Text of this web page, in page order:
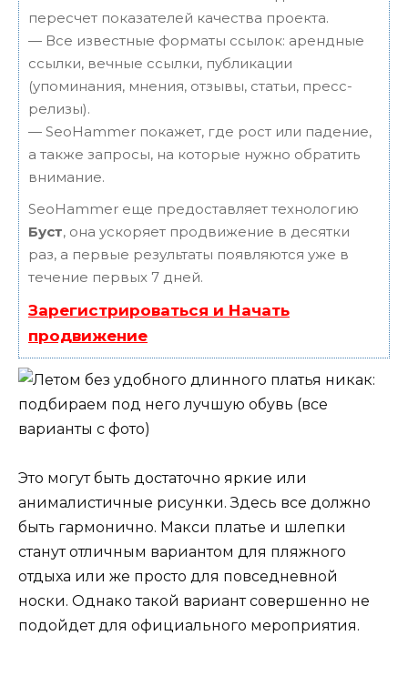
пересчет показателей качества проекта.
— Все известные форматы ссылок: арендные
ссылки, вечные ссылки, публикации
(упоминания, мнения, отзывы, статьи, пресс-
релизы).
— SeoHammer покажет, где рост или падение,
а также запросы, на которые нужно обратить
внимание.
SeoHammer еще предоставляет технологию
Буст, она ускоряет продвижение в десятки
раз, а первые результаты появляются уже в
течение первых 7 дней.
Зарегистрироваться и Начать
продвижение
Это могут быть достаточно яркие или
анималистичные рисунки. Здесь все должно
быть гармонично. Макси платье и шлепки
станут отличным вариантом для пляжного
отдыха или же просто для повседневной
носки. Однако такой вариант совершенно не
подойдет для официального мероприятия.